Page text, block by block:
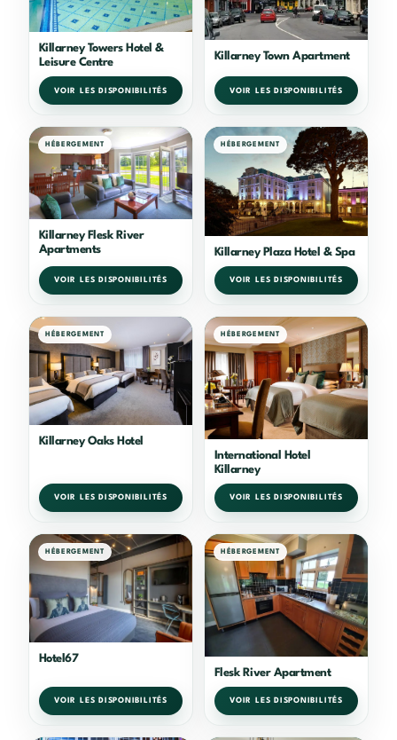
Killarney Towers Hotel &
Leisure Centre
VOIR LES DISPONIBILITÉS
Killarney Town Apartment
VOIR LES DISPONIBILITÉS
HÉBERGEMENT
Killarney Flesk River
Apartments
VOIR LES DISPONIBILITÉS
HÉBERGEMENT
Killarney Plaza Hotel & Spa
VOIR LES DISPONIBILITÉS
HÉBERGEMENT
Killarney Oaks Hotel
VOIR LES DISPONIBILITÉS
HÉBERGEMENT
International Hotel
Killarney
VOIR LES DISPONIBILITÉS
HÉBERGEMENT
Hotel67
VOIR LES DISPONIBILITÉS
HÉBERGEMENT
Flesk River Apartment
VOIR LES DISPONIBILITÉS